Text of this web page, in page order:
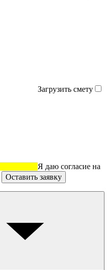
Загрузить смету
Я даю согласие на
Оставить заявку